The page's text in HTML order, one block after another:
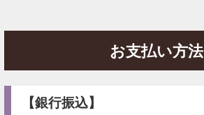
お支払い方法
【銀行振込】